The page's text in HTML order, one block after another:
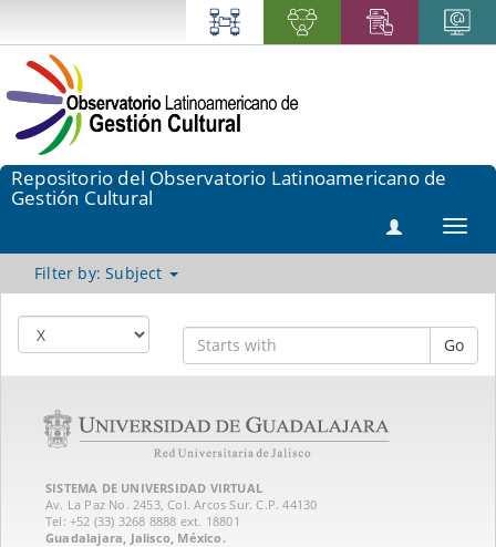
Repositorio del Observatorio Latinoamericano de
Gestión Cultural
Filter by: Subject
Go
SISTEMA DE UNIVERSIDAD VIRTUAL
Av. La Paz No. 2453, Col. Arcos Sur. C.P. 44130
Tel: +52 (33) 3268 8888‏ ext. 18801
Guadalajara, Jalisco, México.